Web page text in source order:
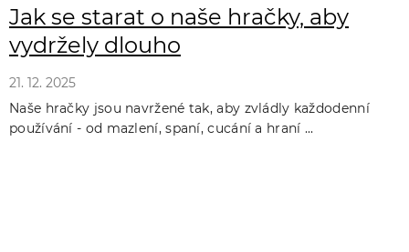
Jak se starat o naše hračky, aby
vydržely dlouho
21. 12. 2025
Naše hračky jsou navržené tak, aby zvládly každodenní
používání - od mazlení, spaní, cucání a hraní ...